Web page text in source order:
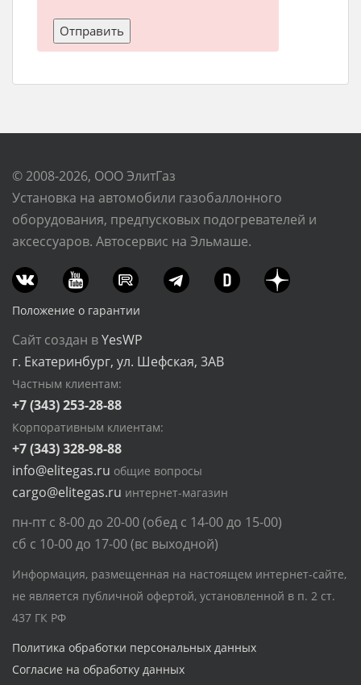
© 2008-2026, ООО ЭлитГаз
Установка на автомобили газобаллонного
оборудования, предпусковых подогревателей и
аксессуаров. Автосервис на Эльмаше.
Положение о гарантии
Сайт создан вYesWP
г. Екатеринбург, ул. Шефская, 3АВ
Частным клиентам:
+7 (343) 253-28-88
Корпоративным клиентам:
+7 (343) 328-98-88
info@elitegas.ru общие вопросы
cargo@elitegas.ru интернет-магазин
пн-пт с 8-00 до 20-00 (обед с 14-00 до 15-00)
сб с 10-00 до 17-00 (вс выходной)
Информация, размещенная на настоящем интернет-сайте,
не является публичной офертой, установленной в п. 2 ст.
437 ГК РФ
Политика обработки персональных данных
Согласие на обработку данных